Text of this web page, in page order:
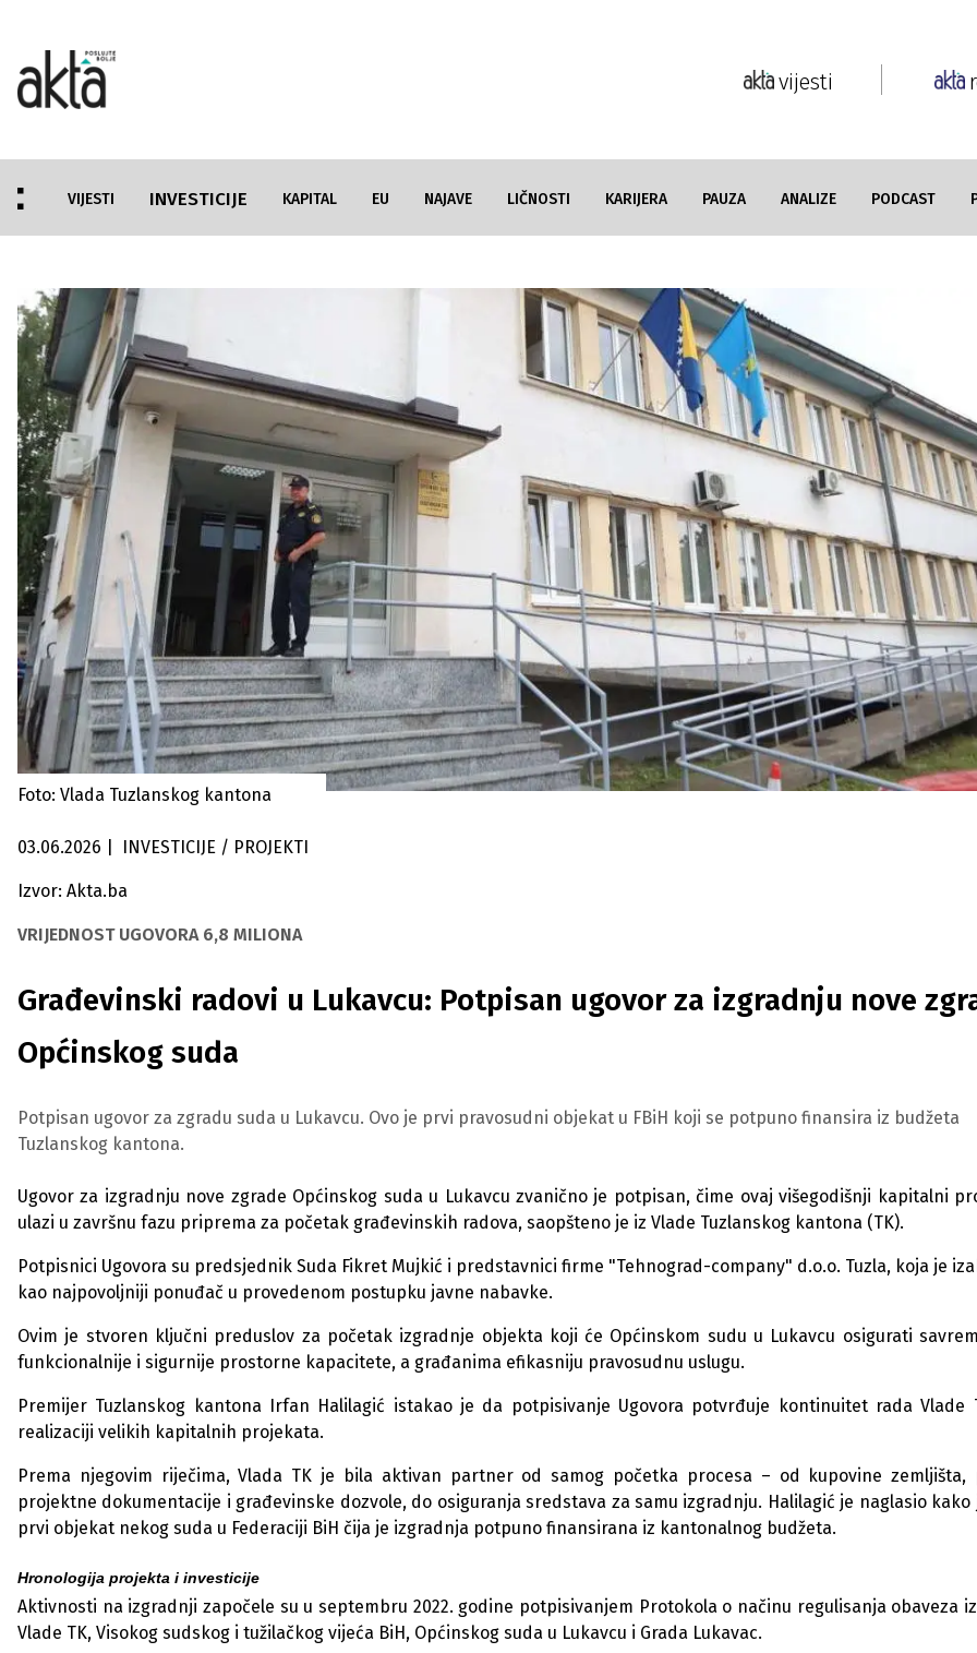
vijesti
VIJESTI INVESTICIJE KAPITAL EU NAJAVE LIČNOSTI KARIJERA PAUZA ANALIZE PODCAST
Foto: Vlada Tuzlanskog kantona
03.06.2026 INVESTICIJE / PROJEKTI
Izvor: Akta.ba
VRIJEDNOST UGOVORA 6,8 MILIONA
Građevinski radovi u Lukavcu: Potpisan ugovor za izgradnju nove
Općinskog suda
Potpisan ugovor za zgradu suda u Lukavcu. Ovo je prvi pravosudni objekat u FBiH koji se potpuno finansira iz budžeta
Tuzlanskog kantona.
Ugovor za izgradnju nove zgrade Općinskog suda u Lukavcu zvanično je potpisan, čime ovaj višegodišnji kapitalni
ulazi u završnu fazu priprema za početak građevinskih radova, saopšteno je iz Vlade Tuzlanskog kantona (TK).
Potpisnici Ugovora su predsjednik Suda Fikret Mujkić i predstavnici firme "Tehnograd-company" d.o.o. Tuzla, koja je
kao najpovoljniji ponuđač u provedenom postupku javne nabavke.
Ovim je stvoren ključni preduslov za početak izgradnje objekta koji će Općinskom sudu u Lukavcu osigurati
funkcionalnije i sigurnije prostorne kapacitete, a građanima efikasniju pravosudnu uslugu.
Premijer Tuzlanskog kantona Irfan Halilagić istakao je da potpisivanje Ugovora potvrđuje kontinuitet rada Vlade
realizaciji velikih kapitalnih projekata.
Prema njegovim riječima, Vlada TK je bila aktivan partner od samog početka procesa – od kupovine zemljišta,
projektne dokumentacije i građevinske dozvole, do osiguranja sredstava za samu izgradnju. Halilagić je naglasio kako
prvi objekat nekog suda u Federaciji BiH čija je izgradnja potpuno finansirana iz kantonalnog budžeta.
Hronologija projekta i investicije
Aktivnosti na izgradnji započele su u septembru 2022. godine potpisivanjem Protokola o načinu regulisanja obaveza
Vlade TK, Visokog sudskog i tužilačkog vijeća BiH, Općinskog suda u Lukavcu i Grada Lukavac.